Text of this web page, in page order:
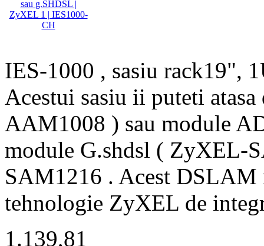
IES-1000 , sasiu rack19",
Acestui sasiu ii puteti
AAM1008 ) sau module
module G.shdsl ( ZyXEL-
SAM1216 . Acest DSLAM
tehnologie ZyXEL de
1.139,81